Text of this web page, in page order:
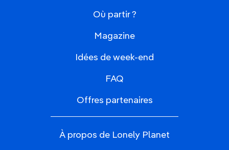
Où partir ?
Magazine
Idées de week-end
FAQ
Offres partenaires
À propos de Lonely Planet